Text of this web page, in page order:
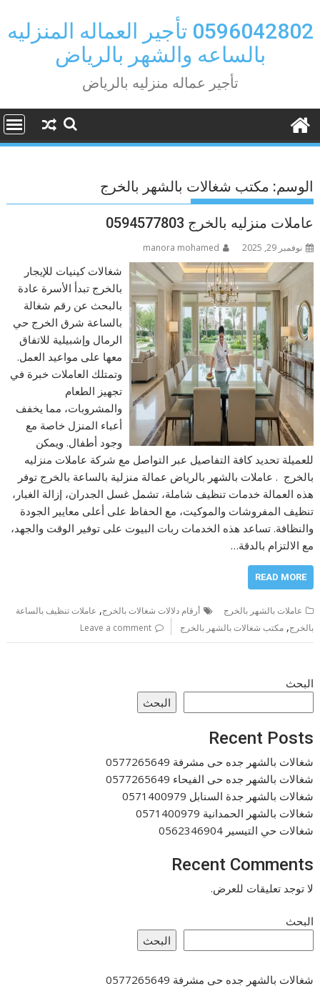
to
content
0596042802 تأجير العماله المنزليه
بالساعه والشهر بالرياض
تأجير عماله منزليه بالرياض
الوسم: مكتب شغالات بالشهر بالخرج
عاملات منزليه بالخرج 0594577803
نوفمبر 29, 2025 manora mohamed
شغالات كينيات للإيجار
بالخرج تبدأ الأسرة عادة
بالبحث عن رقم شغالة
بالساعة شرق الخرج حي
الرمال وإشبيلية للاتفاق
معها على مواعيد العمل.
وتمتلك العاملات خبرة في
تجهيز الطعام
والمشروبات، مما يخفف
أعباء المنزل خاصة مع
وجود أطفال. ويمكن
للعميلة تحديد كافة التفاصيل عبر التواصل مع شركة عاملات منزليه
بالخرج . عاملات بالشهر بالرياض عمالة منزلية بالساعة بالخرج توفر
هذه العمالة خدمات تنظيف شاملة، تشمل غسل الجدران، إزالة الغبار،
تنظيف المفروشات والموكيت، مع الحفاظ على أعلى معايير الجودة
والنظافة. تساعد هذه الخدمات ربات البيوت على توفير الوقت والجهد،
مع الالتزام بالدقة…
READ MORE
عاملات بالشهر بالخرج أرقام دلالات شغالات بالخرج, عاملات تنظيف بالساعة
بالخرج,مكتب شغالات بالشهر بالخرج Leave a comment
البحث
البحث
Recent Posts
شغالات بالشهر جده حى مشرفة 0577265649
شغالات بالشهر جده حى الفيحاء 0577265649
شغالات بالشهر جدة السنابل 0571400979
شغالات بالشهر الحمدانية 0571400979
شغالات حي التيسير 0562346904
Recent Comments
لا توجد تعليقات للعرض.
البحث
البحث
شغالات بالشهر جده حى مشرفة 0577265649